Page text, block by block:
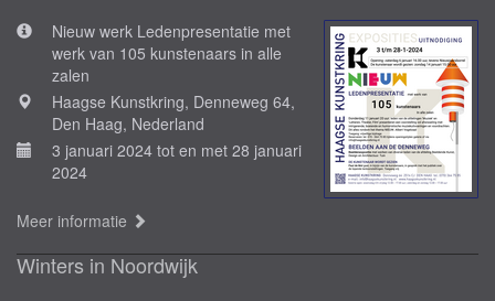
Nieuw werk Ledenpresentatie met
werk van 105 kunstenaars in alle
zalen
Haagse Kunstkring, Denneweg 64,
Den Haag, Nederland
3 januari 2024 tot en met 28 januari
2024
Meer informatie
Winters in Noordwijk